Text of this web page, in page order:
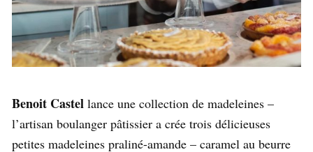
Benoit Castel lance une collection de madeleines –
l’artisan boulanger pâtissier a crée trois délicieuses
petites madeleines praliné-amande – caramel au beurre